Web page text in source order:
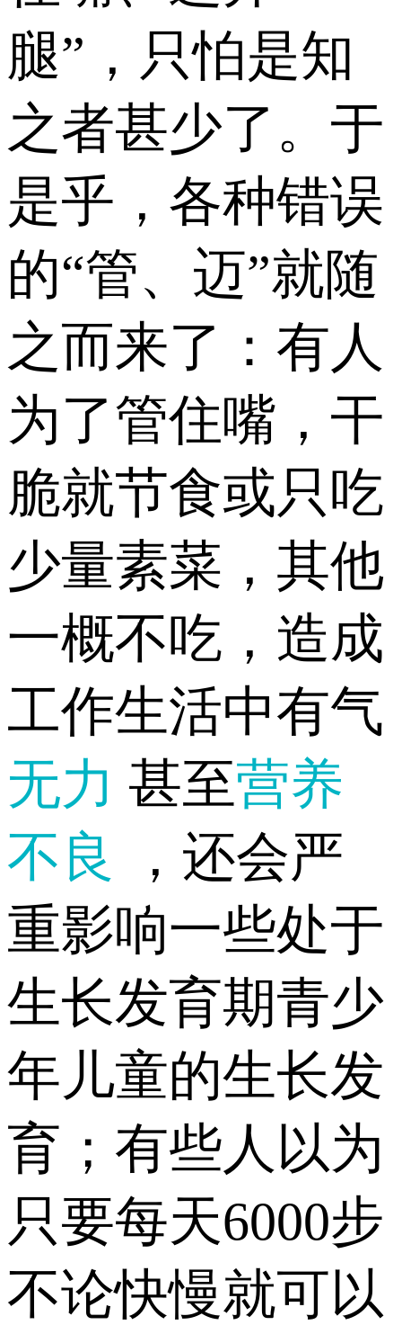
腿”，只怕是知
之者甚少了。于
是乎，各种错误
的“管、迈”就随
之而来了：有人
为了管住嘴，干
脆就节食或只吃
少量素菜，其他
一概不吃，造成
工作生活中有气
无力 甚至营养
不良
，还会严
重影响一些处于
生长发育期青少
年儿童的生长发
育；有些人以为
只要每天6000步
不论快慢就可以